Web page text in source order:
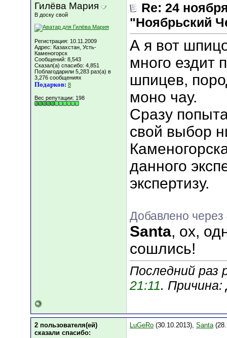
Гилёва Мария
В доску свой
Регистрация: 10.11.2009
Адрес: Казахстан, Усть-
Каменогорск
Сообщений: 8,543
Сказал(а) спасибо: 4,851
Поблагодарили 5,283 раз(а) в
3,276 сообщениях
Подарков: 8
Вес репутации: 198
Re: 24
"Ноябрьский
А я вот
много ездит
шпицев,
моно чау.
Сразу
свой выбор
данного
экспертизу.
Добавлено через
Santa, ох,
сошлись!
Последний раз
21:11. Причина:
2 пользователя(ей)
сказали cпасибо:
LuGeRo (30.10.2013), Santa